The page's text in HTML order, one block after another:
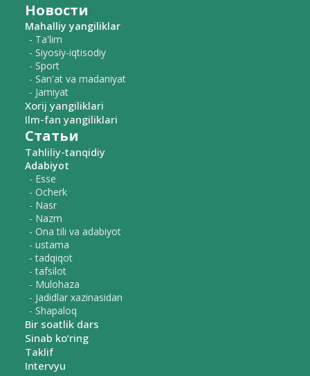
Новости
Mahalliy yangiliklar
- Ta'lim
- Siyosiy-iqtisodiy
- Sport
- San'at va madaniyat
- Jamiyat
Xorij yangiliklari
Ilm-fan yangiliklari
Статьи
Tahliliy-tanqidiy
Adabiyot
- Esse
- Ocherk
- Nasr
- Nazm
- Ona tili va adabiyot
- ustama
- tadqiqot
- tafsilot
- Mulohaza
- Jadidlar xazinasidan
- Shapaloq
Bir soatlik dars
Sinab ko‘ring
Taklif
Intervyu